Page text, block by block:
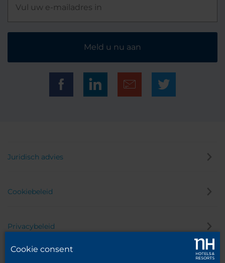
Meld u nu aan
Juridisch advies
Cookiebeleid
Privacybeleid
Cookie consent